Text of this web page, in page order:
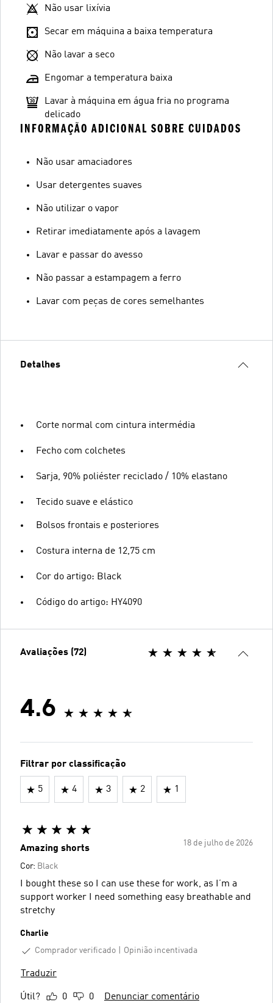
Não usar lixívia
Secar em máquina a baixa temperatura
Não lavar a seco
Engomar a temperatura baixa
Lavar à máquina em água fria no programa
delicado
INFORMAÇÃO ADICIONAL SOBRE CUIDADOS
Não usar amaciadores
Usar detergentes suaves
Não utilizar o vapor
Retirar imediatamente após a lavagem
Lavar e passar do avesso
Não passar a estampagem a ferro
Lavar com peças de cores semelhantes
Detalhes
Corte normal com cintura intermédia
Fecho com colchetes
Sarja, 90% poliéster reciclado / 10% elastano
Tecido suave e elástico
Bolsos frontais e posteriores
Costura interna de 12,75 cm
Cor do artigo: Black
Código do artigo: HY4090
Avaliações (72)
4.6
Filtrar por classificação
5 4 3 2 1
18 de julho de 2026
Amazing shorts
Cor: Black
I bought these so I can use these for work, as I’m a
support worker I need something easy breathable and
stretchy
Charlie
Comprador verificado
Opinião incentivada
Traduzir
Útil? 0 0 Denunciar comentário